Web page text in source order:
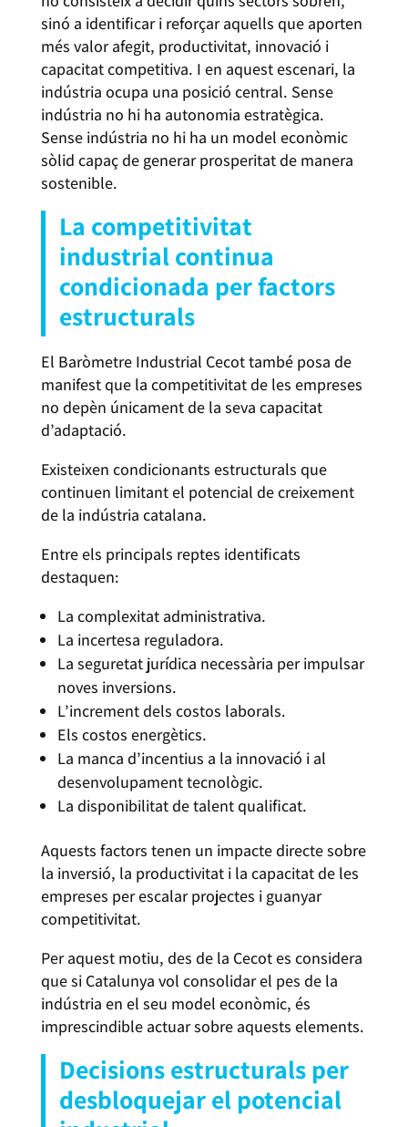
sinó a identificar i reforçar aquells que aporten
més valor afegit, productivitat, innovació i
capacitat competitiva. I en aquest escenari, la
indústria ocupa una posició central. Sense
indústria no hi ha autonomia estratègica.
Sense indústria no hi ha un model econòmic
sòlid capaç de generar prosperitat de manera
sostenible.
La competitivitat
industrial continua
condicionada per factors
estructurals
El Baròmetre Industrial Cecot també posa de
manifest que la competitivitat de les empreses
no depèn únicament de la seva capacitat
d’adaptació.
Existeixen condicionants estructurals que
continuen limitant el potencial de creixement
de la indústria catalana.
Entre els principals reptes identificats
destaquen:
La complexitat administrativa.
La incertesa reguladora.
La seguretat jurídica necessària per impulsar
noves inversions.
L’increment dels costos laborals.
Els costos energètics.
La manca d’incentius a la innovació i al
desenvolupament tecnològic.
La disponibilitat de talent qualificat.
Aquests factors tenen un impacte directe sobre
la inversió, la productivitat i la capacitat de les
empreses per escalar projectes i guanyar
competitivitat.
Per aquest motiu, des de la Cecot es considera
que si Catalunya vol consolidar el pes de la
indústria en el seu model econòmic, és
imprescindible actuar sobre aquests elements.
Decisions estructurals per
desbloquejar el potencial